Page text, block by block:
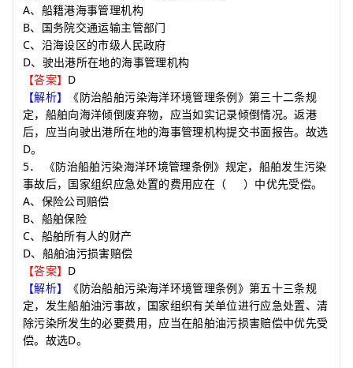
A、船籍港海事管理机构
B、国务院交通运输主管部门
C、沿海设区的市级人民政府
D、驶出港所在地的海事管理机构
【答案】 D
【解析】
《防治船舶污染海洋环境管理条例》第三十二条规
定，船舶向海洋倾倒废弃物，应当如实记录倾倒情况。返港
后，应当向驶出港所在地的海事管理机构提交书面报告。故选
D。
5．
《防治船舶污染海洋环境管理条例》规定，船舶发生污染
事故后，国家组织应急处置的费用应在（ ） 中优先受偿。
A、保险公司赔偿
B、船舶保险
C、船舶所有人的财产
D、船舶油污损害赔偿
【答案】 D
【解析】
《防治船舶污染海洋环境管理条例》第五十三条规
定，发生船舶油污事故，国家组织有关单位进行应急处置、清
除污染所发生的必要费用，应当在船舶油污损害赔偿中优先受
偿。故选D。